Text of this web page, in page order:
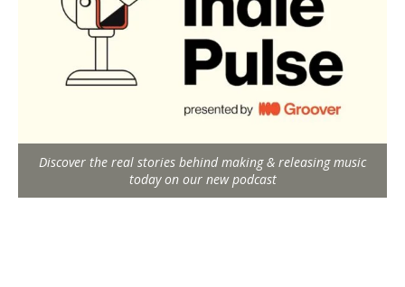
Discover the real stories behind making & releasing music
today on our new podcast